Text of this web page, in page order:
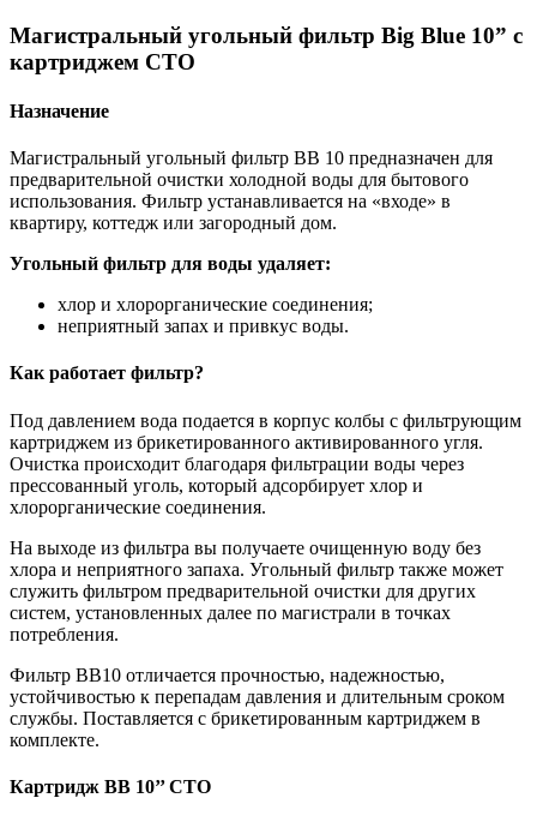
Магистральный угольный фильтр Big Blue 10” с
картриджем CTO
Назначение
Магистральный угольный фильтр BB 10 предназначен для
предварительной очистки холодной воды для бытового
использования. Фильтр устанавливается на «входе» в
квартиру, коттедж или загородный дом.
Угольный фильтр для воды удаляет:
хлор и хлорорганические соединения;
неприятный запах и привкус воды.
Как работает фильтр?
Под давлением вода подается в корпус колбы с фильтрующим
картриджем из брикетированного активированного угля.
Очистка происходит благодаря фильтрации воды через
прессованный уголь, который адсорбирует хлор и
хлорорганические соединения.
На выходе из фильтра вы получаете очищенную воду без
хлора и неприятного запаха. Угольный фильтр также может
служить фильтром предварительной очистки для других
систем, установленных далее по магистрали в точках
потребления.
Фильтр BB10 отличается прочностью, надежностью,
устойчивостью к перепадам давления и длительным сроком
службы. Поставляется с брикетированным картриджем в
комплекте.
Картридж BB 10’’ CTO